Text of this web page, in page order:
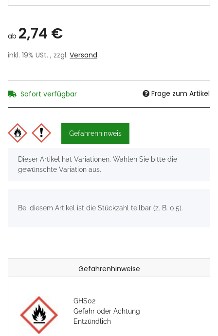
ab 2,74 €
inkl. 19% USt. , zzgl. Versand
Sofort verfügbar Frage zum Artikel
Gefahrenhinweis
xDieser Artikel hat Variationen. Wählen Sie bitte die
gewünschte Variation aus.
Bei diesem Artikel ist die Stückzahl teilbar (z. B. 0,5).
Gefahrenhinweise
GHS02
Gefahr oder Achtung
Entzündlich